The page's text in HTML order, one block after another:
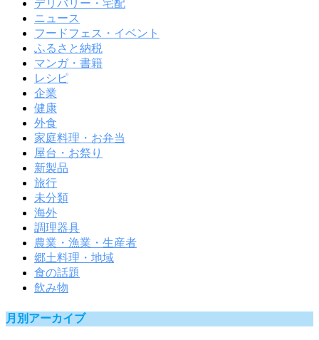
デリバリー・宅配
ニュース
フードフェス・イベント
ふるさと納税
マンガ・書籍
レシピ
企業
健康
外食
家庭料理・お弁当
屋台・お祭り
新製品
旅行
未分類
海外
調理器具
農業・漁業・生産者
郷土料理・地域
食の話題
飲み物
月別アーカイブ